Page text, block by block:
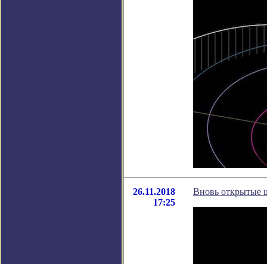
26.11.2018
17:25
Вновь открытые